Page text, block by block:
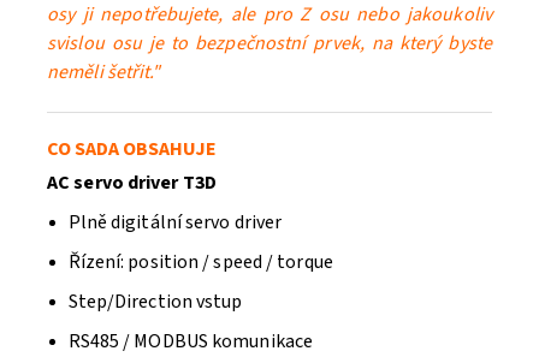
osy ji nepotřebujete, ale pro Z osu nebo jakoukoliv
svislou osu je to bezpečnostní prvek, na který byste
neměli šetřit."
CO SADA OBSAHUJE
AC servo driver T3D
Plně digitální servo driver
Řízení: position / speed / torque
Step/Direction vstup
RS485 / MODBUS komunikace